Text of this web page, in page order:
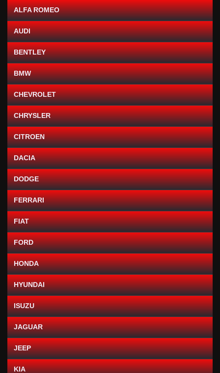
ALFA ROMEO
AUDI
BENTLEY
BMW
CHEVROLET
CHRYSLER
CITROEN
DACIA
DODGE
FERRARI
FIAT
FORD
HONDA
HYUNDAI
ISUZU
JAGUAR
JEEP
KIA